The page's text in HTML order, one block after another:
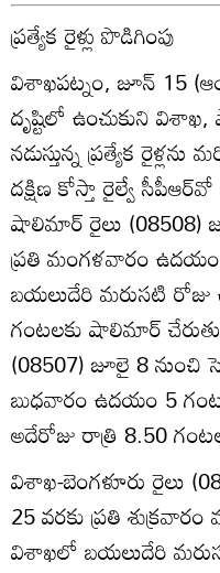
ప్రత్యేక రైళ్లు పొడిగింపు
విశాఖపట్నం, జూన్‌ 15
దృష్టిలో ఉంచుకుని
నడుస్తున్న ప్రత్యేక
దక్షిణ కోస్తా రైల్వే
షాలిమార్‌ రైలు (08508)
ప్రతి మంగళవారం
బయలుదేరి మరుసటి
గంటలకు షాలిమార్‌
(08507) జూలై 8 నుంచి
బుధవారం ఉదయం 5
అదేరోజు రాత్రి 8.50
విశాఖ-బెంగళూరు రైలు
25 వరకు ప్రతి
విశాఖలో బయలుదేరి